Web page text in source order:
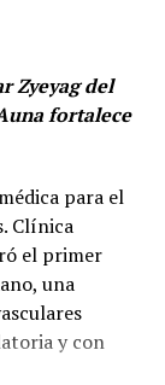
a la
afluente que
es el
una
soluciones a
Zyeyag del
fortalece
para el
Clínica
el primer
una
y con